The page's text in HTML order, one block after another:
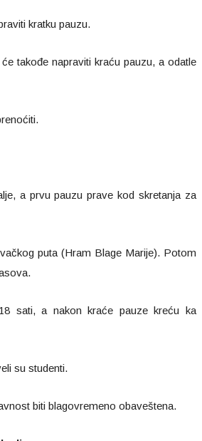
kratku pauzu.
takođe napraviti kraću pauzu, a odatle
a prvu pauzu prave kod skretanja za
puta (Hram Blage Marije). Potom
sati, a nakon kraće pauze kreću ka
su studenti.
biti blagovremeno obaveštena.